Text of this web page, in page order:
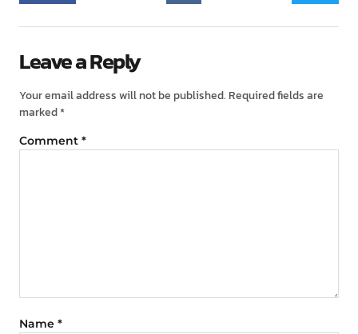
Leave a Reply
Your email address will not be published. Required fields are
marked*
Comment *
Name *